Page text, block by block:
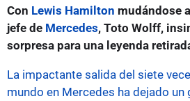
Con Lewis Hamilton mudándose a
jefe de Mercedes, Toto Wolff,
sorpresa para una leyenda
La impactante salida del siete
mundo en Mercedes ha dejado un